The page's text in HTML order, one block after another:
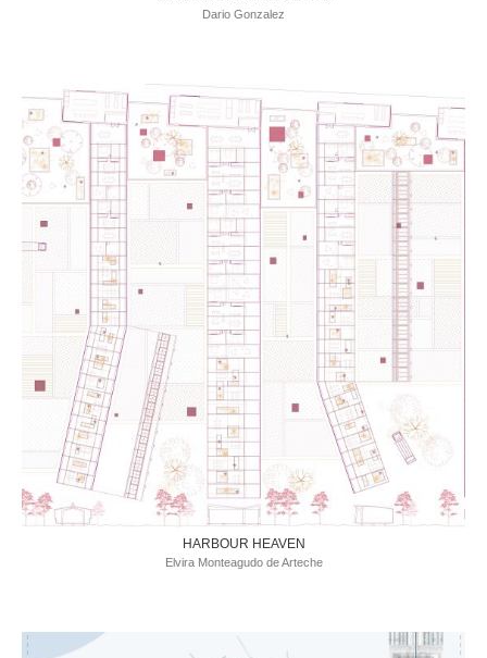
Dario Gonzalez
HARBOUR HEAVEN
Elvira Monteagudo de Arteche